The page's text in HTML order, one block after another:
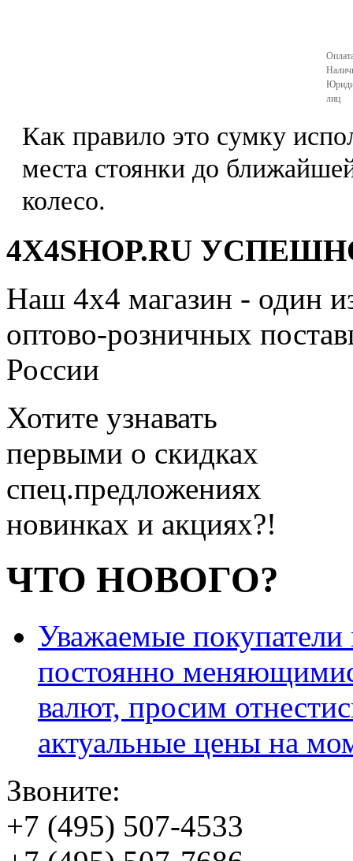
лиц
Как правило это сумку
места стоянки до
колесо.
4X4SHOP.RU
Наш 4x4 магазин - один
оптово-розничных
России
Хотите узнавать
первыми о скидках
спец.предложениях
новинках и акциях?!
ЧТО НОВОГО?
Уважаемые
постоянно
валют, просим
актуальные цены на
Звоните:
+7 (495) 507-4533